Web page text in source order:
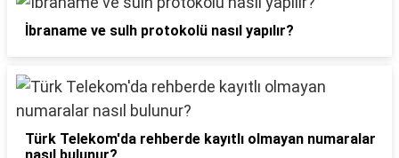
İbraname ve sulh protokolü nasıl yapılır?
Türk Telekom'da rehberde kayıtlı olmayan numaralar